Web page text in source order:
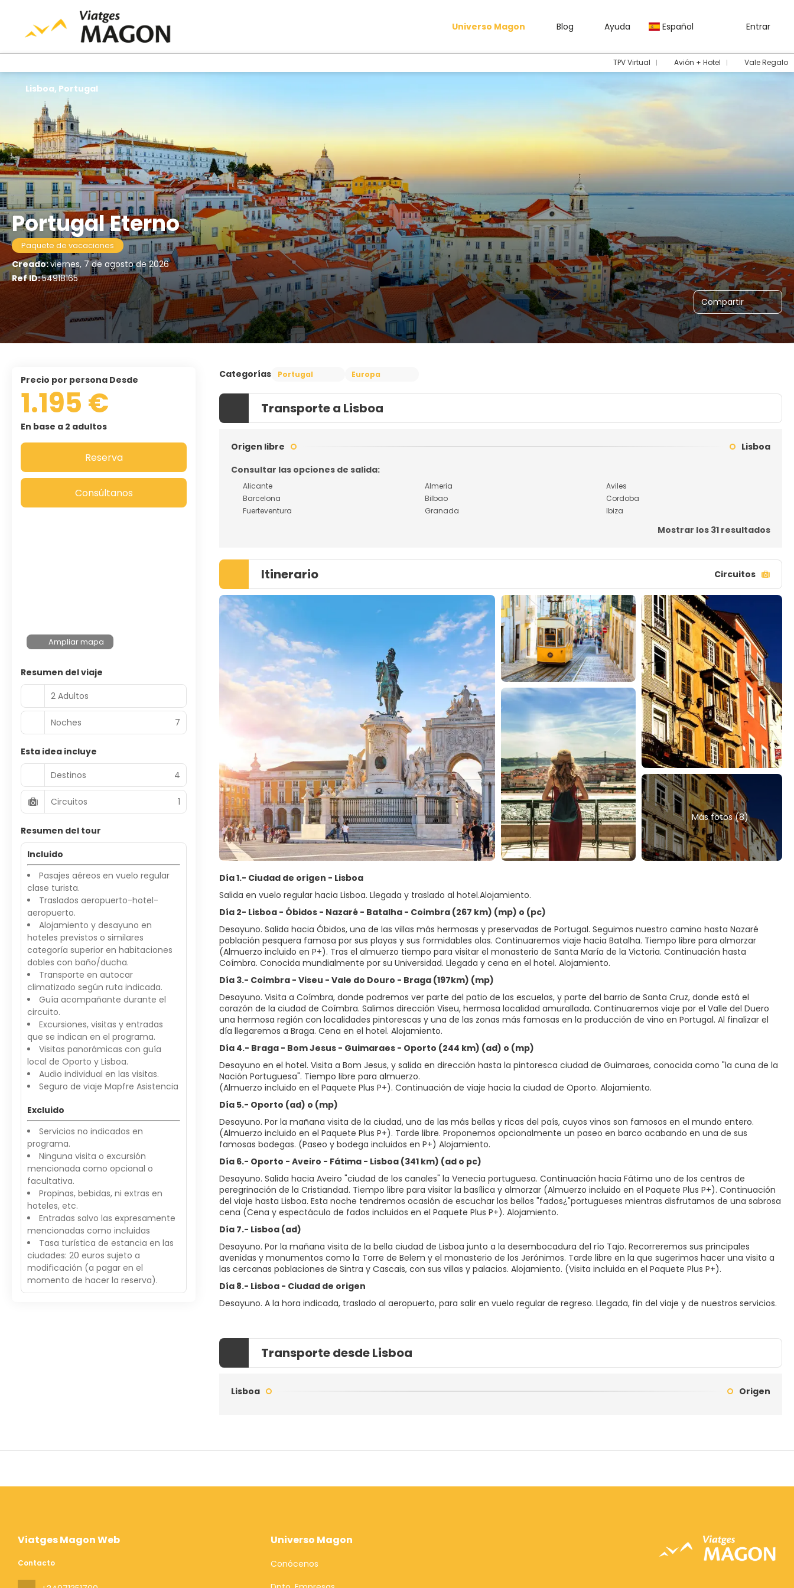
Universo Magon Blog Ayuda Español Entrar
TPV Virtual Avión + Hotel Vale Regalo
Portugal Eterno
Paquete de vacaciones
Creado:viernes, 7 de agosto de 2026
Ref ID:54918165
Compartir
Lisboa, Portugal
Categorías Portugal Europa
Transporte a Lisboa
Origen libre
Lisboa
Consultar las opciones de salida:
Alicante Almeria
Aviles
Barcelona
Bilbao
Cordoba
Fuerteventura
Granada Ibiza
Mostrar los 31 resultados
Itinerario Circuitos
Más fotos (8)
Día 1.- Ciudad de origen - Lisboa
Salida en vuelo regular hacia Lisboa. Llegada y traslado al hotel.Alojamiento.
Día 2- Lisboa - Óbidos - Nazaré - Batalha - Coimbra (267 km) (mp) o (pc)
Desayuno. Salida hacia Óbidos, una de las villas más hermosas y preservadas de Portugal. Seguimos nuestro camino hasta Nazaré
población pesquera famosa por sus playas y sus formidables olas. Continuaremos viaje hacia Batalha. Tiempo libre para almorzar
(Almuerzo incluido en P+). Tras el almuerzo tiempo para visitar el monasterio de Santa María de la Victoria. Continuación hasta
Coímbra. Conocida mundialmente por su Universidad. Llegada y cena en el hotel. Alojamiento.
Día 3.- Coimbra - Viseu - Vale do Douro - Braga (197km) (mp)
Desayuno. Visita a Coímbra, donde podremos ver parte del patio de las escuelas, y parte del barrio de Santa Cruz, donde está el
corazón de la ciudad de Coímbra. Salimos dirección Viseu, hermosa localidad amurallada. Continuaremos viaje por el Valle del Duero
una hermosa región con localidades pintorescas y una de las zonas más famosas en la producción de vino en Portugal. Al finalizar el
día llegaremos a Braga. Cena en el hotel. Alojamiento.
Día 4.- Braga - Bom Jesus - Guimaraes - Oporto (244 km) (ad) o (mp)
Desayuno en el hotel. Visita a Bom Jesus, y salida en dirección hasta la pintoresca ciudad de Guimaraes, conocida como "la cuna de la
Nación Portuguesa". Tiempo libre para almuerzo.
(Almuerzo incluido en el Paquete Plus P+). Continuación de viaje hacia la ciudad de Oporto. Alojamiento.
Día 5.- Oporto (ad) o (mp)
Desayuno. Por la mañana visita de la ciudad, una de las más bellas y ricas del país, cuyos vinos son famosos en el mundo entero.
(Almuerzo incluido en el Paquete Plus P+). Tarde libre. Proponemos opcionalmente un paseo en barco acabando en una de sus
famosas bodegas. (Paseo y bodega incluidos en P+) Alojamiento.
Día 6.- Oporto - Aveiro - Fátima - Lisboa (341 km) (ad o pc)
Desayuno. Salida hacia Aveiro "ciudad de los canales" la Venecia portuguesa. Continuación hacia Fátima uno de los centros de
peregrinación de la Cristiandad. Tiempo libre para visitar la basílica y almorzar (Almuerzo incluido en el Paquete Plus P+). Continuación
del viaje hasta Lisboa. Esta noche tendremos ocasión de escuchar los bellos "fados¿"portugueses mientras disfrutamos de una sabrosa
cena (Cena y espectáculo de fados incluidos en el Paquete Plus P+). Alojamiento.
Día 7.- Lisboa (ad)
Desayuno. Por la mañana visita de la bella ciudad de Lisboa junto a la desembocadura del río Tajo. Recorreremos sus principales
avenidas y monumentos como la Torre de Belem y el monasterio de los Jerónimos. Tarde libre en la que sugerimos hacer una visita a
las cercanas poblaciones de Sintra y Cascais, con sus villas y palacios. Alojamiento. (Visita incluida en el Paquete Plus P+).
Día 8.- Lisboa - Ciudad de origen
Desayuno. A la hora indicada, traslado al aeropuerto, para salir en vuelo regular de regreso. Llegada, fin del viaje y de nuestros servicios.
Transporte desde Lisboa
Lisboa Origen
precio por persona Desde
1.195 €
En base a 2 adultos
Reserva
Consúltanos
Ampliar mapa
Resumen del viaje
2 Adultos
Noches 7
Esta idea incluye
Destinos
4
Circuitos 1
Resumen del tour
Incluido
Pasajes aéreos en vuelo regular
clase turista.
Traslados aeropuerto-hotel-
aeropuerto.
Alojamiento y desayuno en
hoteles previstos o similares
categoría superior en habitaciones
dobles con baño/ducha.
Transporte en autocar
climatizado según ruta indicada.
Guía acompañante durante el
circuito.
Excursiones, visitas y entradas
que se indican en el programa.
Visitas panorámicas con guía
local de Oporto y Lisboa.
Audio individual en las visitas.
Seguro de viaje Mapfre Asistencia
Excluido
Servicios no indicados en
programa.
Ninguna visita o excursión
mencionada como opcional o
facultativa.
Propinas, bebidas, ni extras en
hoteles, etc.
Entradas salvo las expresamente
mencionadas como incluidas
Tasa turística de estancia en las
ciudades: 20 euros sujeto a
modificación (a pagar en el
momento de hacer la reserva).
Viatges Magon Web
Contacto
Universo Magon
Conócenos